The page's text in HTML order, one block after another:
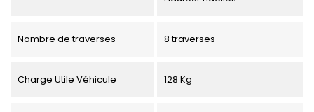
Nombre de traverses 8 traverses
Charge Utile Véhicule 128 Kg